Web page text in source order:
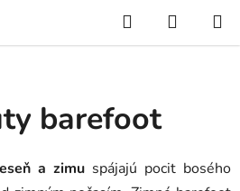
Szukaj
barefoot
a zimu spájajú pocit bosého